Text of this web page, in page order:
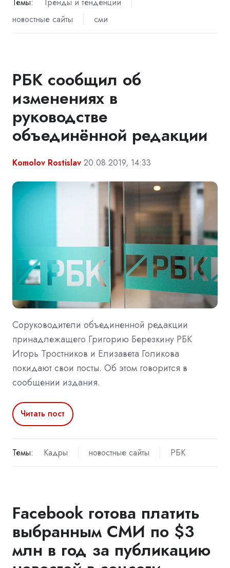
новостные сайты
сми
РБК сообщил об
изменениях в
руководстве
объединённой редакции
Komolov Rostislav 20.08.2019, 14:33
Соруководители объединенной редакции
принадлежащего Григорию Березкину РБК
Игорь Тростников и Елизавета Голикова
покидают свои посты. Об этом говорится в
сообщении издания.
Читать пост
Темы: Кадры новостные сайты РБК
Facebook готова платить
выбранным СМИ по $3
млн в год за публикацию